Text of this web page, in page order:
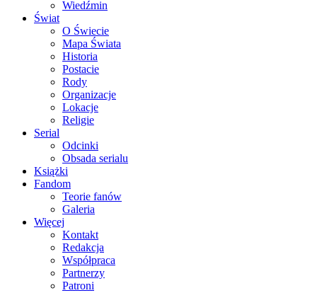
Wiedźmin
Świat
O Świecie
Mapa Świata
Historia
Postacie
Rody
Organizacje
Lokacje
Religie
Serial
Odcinki
Obsada serialu
Książki
Fandom
Teorie fanów
Galeria
Więcej
Kontakt
Redakcja
Współpraca
Partnerzy
Patroni